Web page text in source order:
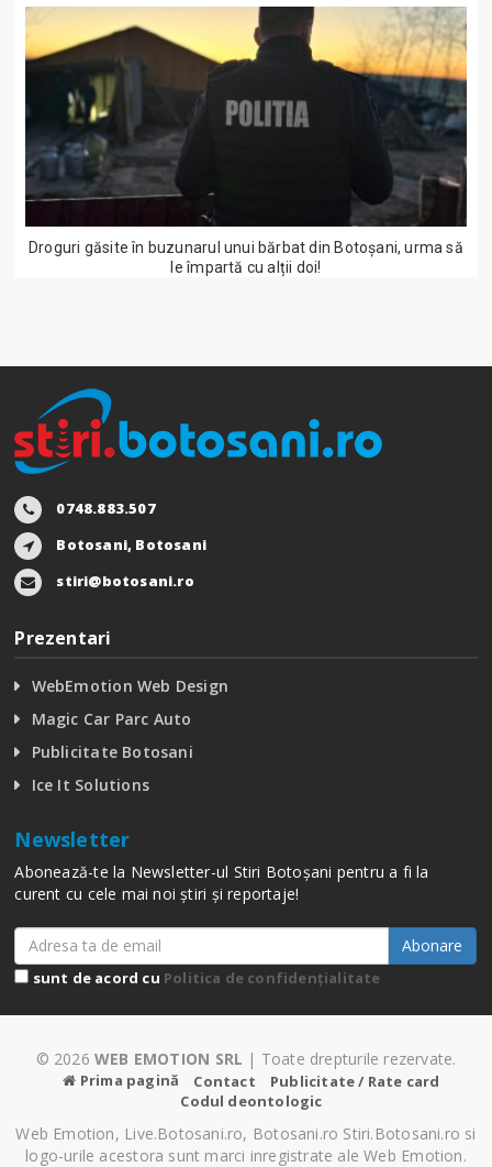
Droguri găsite în buzunarul unui bărbat din Botoșani, urma să
le împartă cu alții doi!
0748.883.507
Botosani, Botosani
stiri@botosani.ro
Prezentari
WebEmotion Web Design
Magic Car Parc Auto
Publicitate Botosani
Ice It Solutions
Newsletter
Abonează-te la Newsletter-ul Stiri Botoșani pentru a fi la
curent cu cele mai noi știri și reportaje!
Abonare
sunt de acord cu Politica de confidențialitate
© 2026 WEB EMOTION SRL | Toate drepturile rezervate.
Prima pagină Contact
Publicitate / Rate card
Codul deontologic
Web Emotion, Live.Botosani.ro, Botosani.ro Stiri.Botosani.ro si
logo-urile acestora sunt marci inregistrate ale Web Emotion.